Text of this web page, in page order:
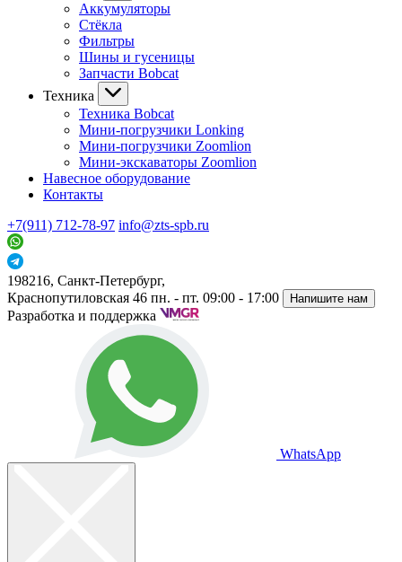
Аккумуляторы
Стёкла
Фильтры
Шины и гусеницы
Запчасти Bobcat
Техника
Техника Bobcat
Мини-погрузчики Lonking
Мини-погрузчики Zoomlion
Мини-экскаваторы Zoomlion
Навесное оборудование
Контакты
+7(911) 712-78-97 info@zts-spb.ru
198216, Санкт-Петербург,
Краснопутиловская 46 пн. - пт. 09:00 - 17:00 Напишите нам
Разработка и поддержка
WhatsApp